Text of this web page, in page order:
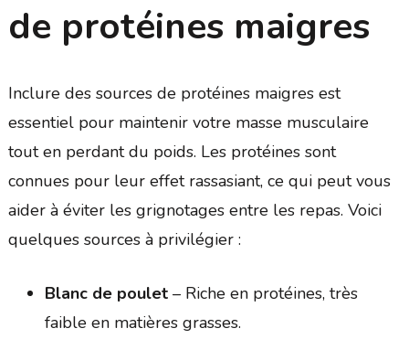
de protéines maigres
Inclure des sources de protéines maigres est
essentiel pour maintenir votre masse musculaire
tout en perdant du poids. Les protéines sont
connues pour leur effet rassasiant, ce qui peut vous
aider à éviter les grignotages entre les repas. Voici
quelques sources à privilégier :
Blanc de poulet– Riche en protéines, très
faible en matières grasses.